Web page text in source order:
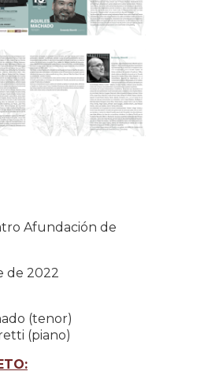
Afundación de
de 2022
(tenor)
(piano)